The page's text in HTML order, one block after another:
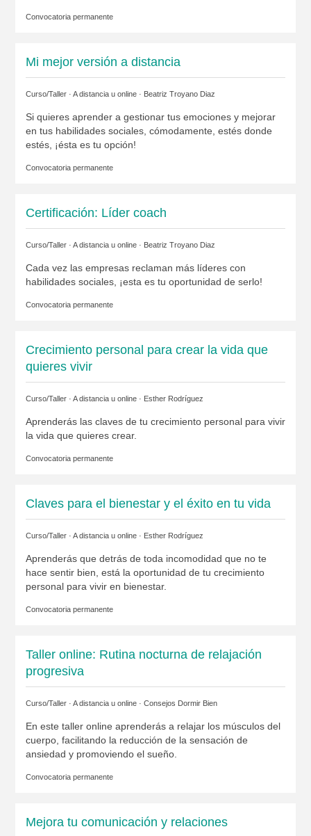
Convocatoria permanente
Mi mejor versión a distancia
Curso/Taller · A distancia u online · Beatriz Troyano Diaz
Si quieres aprender a gestionar tus emociones y mejorar
en tus habilidades sociales, cómodamente, estés donde
estés, ¡ésta es tu opción!
Convocatoria permanente
Certificación: Líder coach
Curso/Taller · A distancia u online · Beatriz Troyano Diaz
Cada vez las empresas reclaman más líderes con
habilidades sociales, ¡esta es tu oportunidad de serlo!
Convocatoria permanente
Crecimiento personal para crear la vida que
quieres vivir
Curso/Taller · A distancia u online · Esther Rodríguez
Aprenderás las claves de tu crecimiento personal para vivir
la vida que quieres crear.
Convocatoria permanente
Claves para el bienestar y el éxito en tu vida
Curso/Taller · A distancia u online · Esther Rodríguez
Aprenderás que detrás de toda incomodidad que no te
hace sentir bien, está la oportunidad de tu crecimiento
personal para vivir en bienestar.
Convocatoria permanente
Taller online: Rutina nocturna de relajación
progresiva
Curso/Taller · A distancia u online · Consejos Dormir Bien
En este taller online aprenderás a relajar los músculos del
cuerpo, facilitando la reducción de la sensación de
ansiedad y promoviendo el sueño.
Convocatoria permanente
Mejora tu comunicación y relaciones